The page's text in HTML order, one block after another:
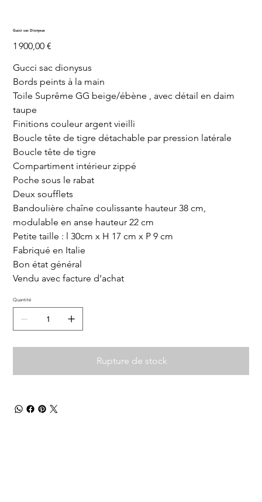
Gucci sac Dionysus
Prix
1 900,00 €
Gucci sac dionysus
Bords peints à la main
Toile Suprême GG beige/ébène , avec détail en daim
taupe
Finitions couleur argent vieilli
Boucle tête de tigre détachable par pression latérale
Boucle tête de tigre
Compartiment intérieur zippé
Poche sous le rabat
Deux soufflets
Bandoulière chaîne coulissante hauteur 38 cm,
modulable en anse hauteur 22 cm
Petite taille : l 30cm x H 17 cm x P 9 cm
Fabriqué en Italie
Bon état général
Vendu avec facture d’achat
Quantité
Rupture de stock